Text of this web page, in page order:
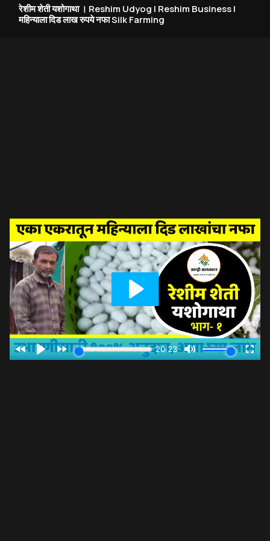
रेशीम शेती यशोगाथा । Reshim Udyog | Reshim Business |
महिन्याला दिड लाख रुपये नफा Silk Farming